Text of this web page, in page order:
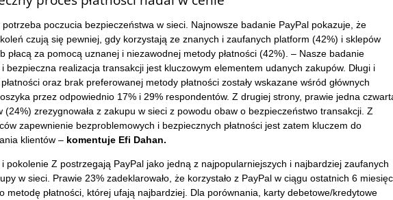
potrzeba poczucia bezpieczeństwa w sieci. Najnowsze badanie PayPal pokazuje, że
czują się pewniej, gdy korzystają ze znanych i zaufanych platform (42%) i sklepów
płacą za pomocą uznanej i niezawodnej metody płatności (42%). – Nasze badanie
i bezpieczna realizacja transakcji jest kluczowym elementem udanych zakupów. Długi i
oraz brak preferowanej metody płatności zostały wskazane wśród głównych
przez odpowiednio 17% i 29% respondentów. Z drugiej strony, prawie jedna
(24%) zrezygnowała z zakupu w sieci z powodu obaw o bezpieczeństwo transakcji. Z
zapewnienie bezproblemowych i bezpiecznych płatności jest zatem kluczem do
klientów – komentuje Efi Dahan.
pokolenie Z postrzegają PayPal jako jedną z najpopularniejszych i najbardziej zaufanych
w sieci. Prawie 23% zadeklarowało, że korzystało z PayPal w ciągu ostatnich 6
metodę płatności, której ufają najbardziej. Dla porównania, karty debetowe/kredytowe